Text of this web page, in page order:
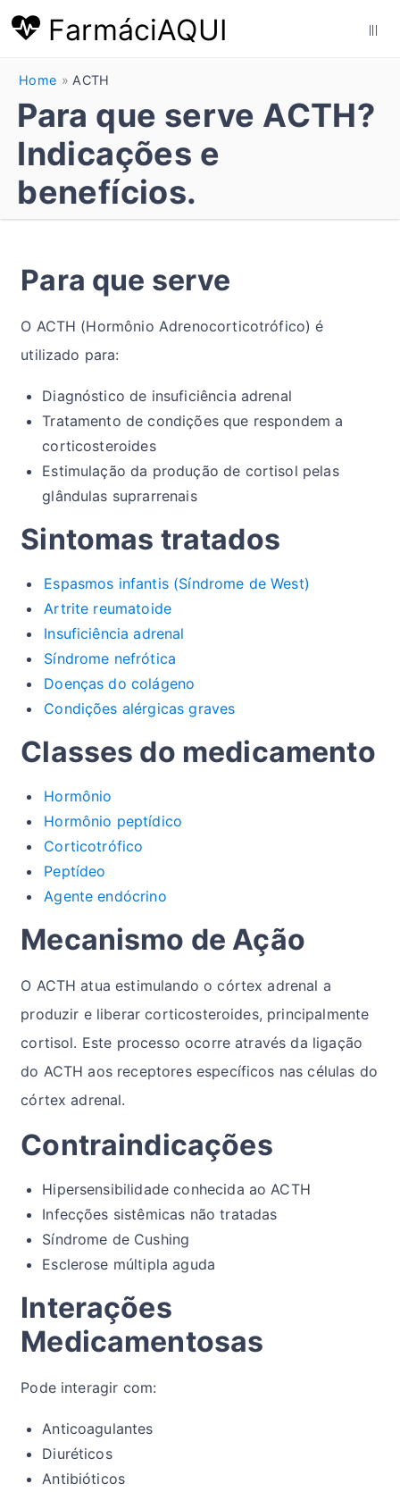
FarmáciAQUI
Home ACTH
Para que serve ACTH?
Indicações e
benefícios.
Para que serve
O ACTH (Hormônio Adrenocorticotrófico) é
utilizado para:
Diagnóstico de insuficiência adrenal
Tratamento de condições que respondem a
corticosteroides
Estimulação da produção de cortisol pelas
glândulas suprarrenais
Sintomas tratados
Espasmos infantis (Síndrome de West)
Artrite reumatoide
Insuficiência adrenal
Síndrome nefrótica
Doenças do colágeno
Condições alérgicas graves
Classes do medicamento
Hormônio
Hormônio peptídico
Corticotrófico
Peptídeo
Agente endócrino
Mecanismo de Ação
O ACTH atua estimulando o córtex adrenal a
produzir e liberar corticosteroides, principalmente
cortisol. Este processo ocorre através da ligação
do ACTH aos receptores específicos nas células do
córtex adrenal.
Contraindicações
Hipersensibilidade conhecida ao ACTH
Infecções sistêmicas não tratadas
Síndrome de Cushing
Esclerose múltipla aguda
Interações
Medicamentosas
Pode interagir com:
Anticoagulantes
Diuréticos
Antibióticos